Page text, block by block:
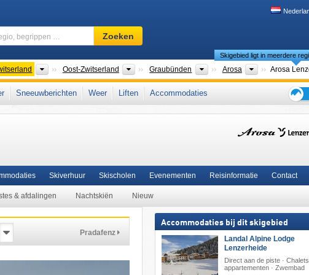
Skigebied,
regio,
…
Zoeken
LandenOost-Zwitserland Macroregio's
Graubünden Kantons
Arosa Toeristische
Skigebied ligt in meerdere
Arosa
LandenOost-Zwitserland Macroregio's
... Lenzerheide Toeristische regio's
Arosa
Sneeuwberichten Weer Liften
Accommodaties
de
& afdalingen Nachtskiën Nieuw
Skiverhuur Skischolen Evenementen Reisinformatie Contact
Pradafenz
Accommodaties bij dit skigebied
Landal Alpine Lodge
Lenzerheide
Direct aan de piste ·
appartementen · Zwembad